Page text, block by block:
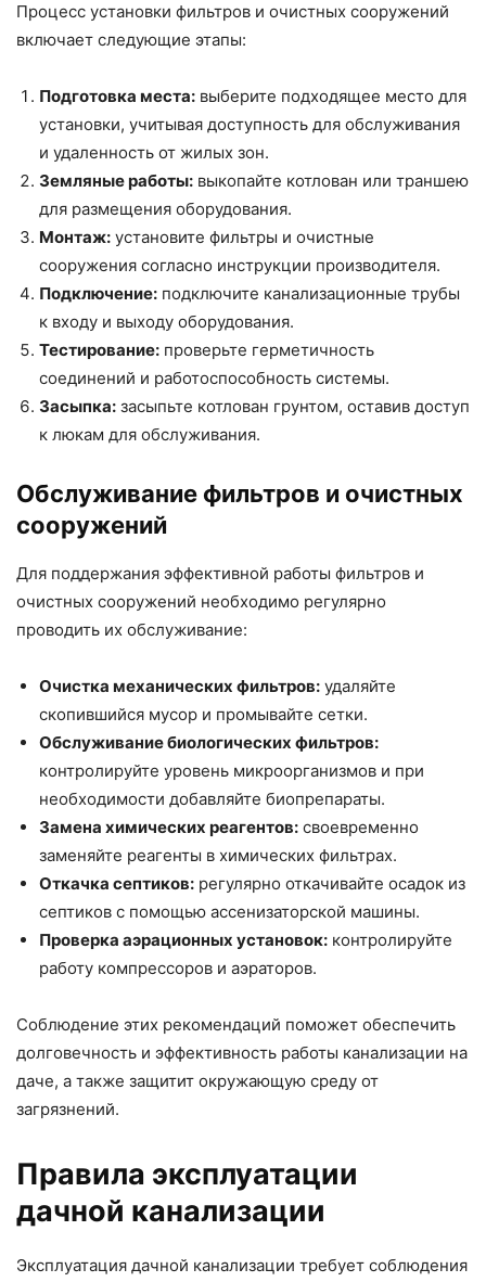
Процесс установки фильтров и очистных сооружений
включает следующие этапы:
Подготовка места: выберите подходящее место для
установки, учитывая доступность для обслуживания
и удаленность от жилых зон.
Земляные работы: выкопайте котлован или траншею
для размещения оборудования.
Монтаж: установите фильтры и очистные
сооружения согласно инструкции производителя.
Подключение: подключите канализационные трубы
к входу и выходу оборудования.
Тестирование: проверьте герметичность
соединений и работоспособность системы.
Засыпка: засыпьте котлован грунтом, оставив доступ
к люкам для обслуживания.
Обслуживание фильтров и очистных
сооружений
Для поддержания эффективной работы фильтров и
очистных сооружений необходимо регулярно
проводить их обслуживание:
Очистка механических фильтров: удаляйте
скопившийся мусор и промывайте сетки.
Обслуживание биологических фильтров:
контролируйте уровень микроорганизмов и при
необходимости добавляйте биопрепараты.
Замена химических реагентов: своевременно
заменяйте реагенты в химических фильтрах.
Откачка септиков: регулярно откачивайте осадок из
септиков с помощью ассенизаторской машины.
Проверка аэрационных установок: контролируйте
работу компрессоров и аэраторов.
Соблюдение этих рекомендаций поможет обеспечить
долговечность и эффективность работы канализации на
даче, а также защитит окружающую среду от
загрязнений.
Правила эксплуатации
дачной канализации
Эксплуатация дачной канализации требует соблюдения